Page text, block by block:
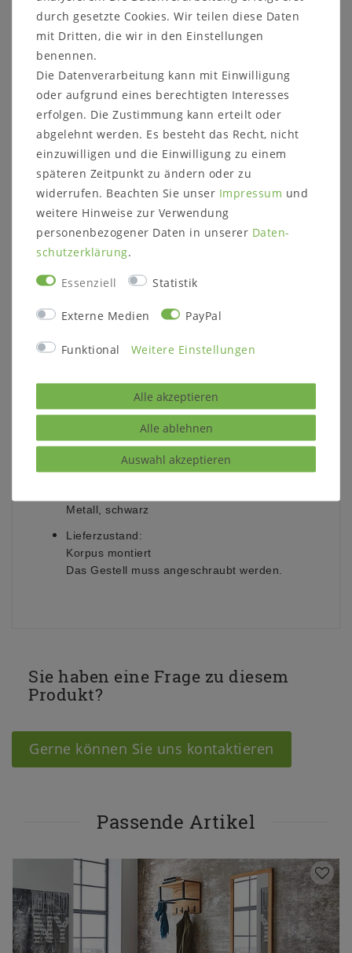
Weitere Informationen zum Möbelstück
Maße ca.:
Breite: 45,7 cm
Höhe: 104,0 cm
Tiefe: 42,0 cm
Korpushöhe: 81,0 cm
Gestellhöhe: 23 cm
Holzart und Oberfläche:wahlweise
Kernbuche natur geölt (Fotos)
Wildeiche natur geölt
Wildeiche bianco geölt
sich an die jeweiligen Umgebungsbedingungen
Farbveränderungen und Rissbildungen
Sonneneinstrahlung, starke Lichtquellen, als
Schubladen:
Push-to-Open-Mechanik
Gestell:
Metall, schwarz
Lieferzustand:
Korpus montiert
Das Gestell muss angeschraubt werden.
Sie haben eine Frage zu diesem
Produkt?
Gerne können Sie uns kontaktieren
Passende Artikel
durch gesetzte Cookies. Wir teilen diese Daten
mit Dritten, die wir in den Einstellungen
benennen.
Die Datenverarbeitung kann mit Einwilligung
oder aufgrund eines berechtigten Interesses
erfolgen. Die Zustimmung kann erteilt oder
abgelehnt werden. Es besteht das Recht, nicht
einzuwilligen und die Einwilligung zu einem
späteren Zeitpunkt zu ändern oder zu
widerrufen. Beachten Sie unser Impressum und
weitere Hinweise zur Verwendung
personenbezogener Daten in unserer Daten­
schutz­erklärung.
Essenziell Statistik
Externe Medien PayPal
Funktional Weitere Einstellungen
Alle akzeptieren
Alle ablehnen
Auswahl akzeptieren